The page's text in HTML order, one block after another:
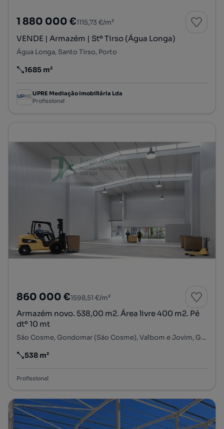
1 880 000 €1115,73 €/m²
VENDE | Armazém | Stº Tirso (Água Longa)
Água Longa, Santo Tirso, Porto
Preço por metro quadrado
1685 m²
UPRE Mediação Imobiliária Lda
Profissional
860 000 €1598,51 €/m²
Armazém novo. 538,00 m2. Área livre 400 m2. Pé
dtº 10 mt
São Cosme, Gondomar (São Cosme), Valbom e Jovim, Gondomar, Porto
Preço por metro quadrado
538 m²
Profissional